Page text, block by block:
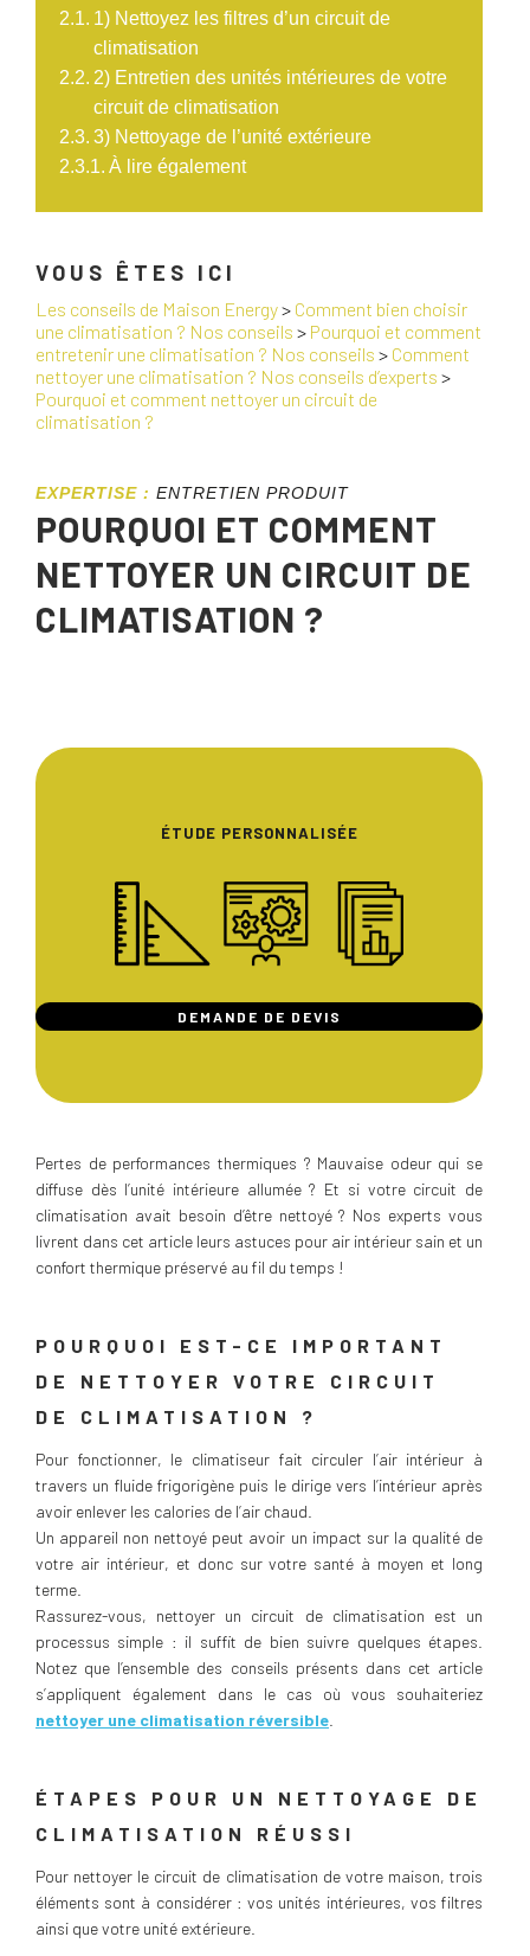
1) Nettoyez les filtres d’un circuit de
climatisation
2) Entretien des unités intérieures de votre
circuit de climatisation
3) Nettoyage de l’unité extérieure
À lire également
VOUS ÊTES ICI
Les conseils de Maison Energy> Comment bien choisir
une climatisation ? Nos conseils > Pourquoi et comment
entretenir une climatisation ? Nos conseils > Comment
nettoyer une climatisation ? Nos conseils d’experts >
Pourquoi et comment nettoyer un circuit de
climatisation ?
EXPERTISE : ENTRETIEN PRODUIT
POURQUOI ET COMMENT
NETTOYER UN CIRCUIT DE
CLIMATISATION ?
ÉTUDE PERSONNALISÉE
DEMANDE DE DEVIS
Pertes de performances thermiques ? Mauvaise odeur qui se
diffuse dès l’unité intérieure allumée ? Et si votre circuit de
climatisation avait besoin d’être nettoyé ? Nos experts vous
livrent dans cet article leurs astuces pour air intérieur sain et un
confort thermique préservé au fil du temps !
POURQUOI EST-CE IMPORTANT
DE NETTOYER VOTRE CIRCUIT
DE CLIMATISATION ?
Pour fonctionner, le climatiseur fait circuler l’air intérieur à
travers un fluide frigorigène puis le dirige vers l’intérieur après
avoir enlever les calories de l’air chaud.
Un appareil non nettoyé peut avoir un impact sur la qualité de
votre air intérieur, et donc sur votre santé à moyen et long
terme.
Rassurez-vous, nettoyer un circuit de climatisation est un
processus simple : il suffit de bien suivre quelques étapes.
Notez que l’ensemble des conseils présents dans cet article
s’appliquent également dans le cas où vous souhaiteriez
nettoyer une climatisation réversible
ÉTAPES POUR UN NETTOYAGE DE
CLIMATISATION RÉUSSI
Pour nettoyer le circuit de climatisation de votre maison, trois
éléments sont à considérer : vos unités intérieures, vos filtres
ainsi que votre unité extérieure.